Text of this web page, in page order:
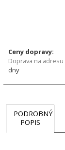
Ceny dopravy:
Doprava na adresu
dny
PODROBNÝ
POPIS